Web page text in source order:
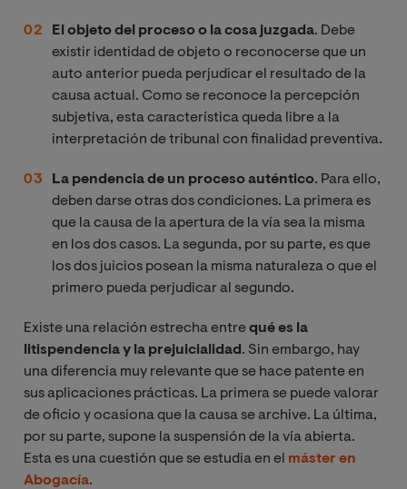
El objeto del proceso o la cosa juzgada. Debe
existir identidad de objeto o reconocerse que un
auto anterior pueda perjudicar el resultado de la
causa actual. Como se reconoce la percepción
subjetiva, esta característica queda libre a la
interpretación de tribunal con finalidad preventiva.
La pendencia de un proceso auténtico. Para ello,
deben darse otras dos condiciones. La primera es
que la causa de la apertura de la vía sea la misma
en los dos casos. La segunda, por su parte, es que
los dos juicios posean la misma naturaleza o que el
primero pueda perjudicar al segundo.
Existe una relación estrecha entrequé es la
litispendencia y la prejuicialidad . Sin embargo, hay
una diferencia muy relevante que se hace patente en
sus aplicaciones prácticas. La primera se puede valorar
de oficio y ocasiona que la causa se archive. La última,
por su parte, supone la suspensión de la vía abierta.
Esta es una cuestión que se estudia en el máster en
Abogacía.